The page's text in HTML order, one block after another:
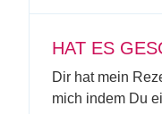
HAT ES
Dir hat mein
mich indem Du